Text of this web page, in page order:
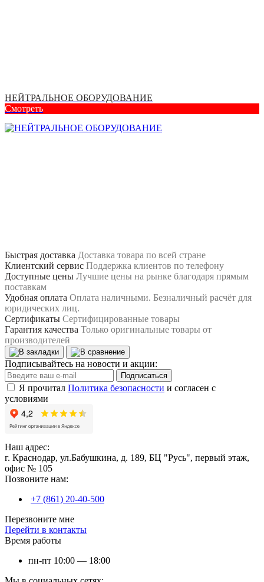
НЕЙТРАЛЬНОЕ ОБОРУДОВАНИЕ
Смотреть
Быстрая доставка Доставка товара по всей стране
Клиентский сервис Поддержка клиентов по телефону
Доступные цены Лучшие цены на рынке благодаря прямым
поставкам
Удобная оплата Оплата наличными. Безналичный расчёт для
юридических лиц.
Сертификаты Сертифицированные товары
Гарантия качества Только оригинальные товары от
производителей
Подписывайтесь на новости и акции:
Подписаться
Я прочитал Политика безопасности и согласен с
условиями
Наш адрес:
г. Краснодар, ул.Бабушкина, д. 189, БЦ "Русь", первый этаж,
офис № 105
Позвоните нам:
+7 (861) 20-40-500
Перезвоните мне
Перейти в контакты
Время работы
пн-пт 10:00 — 18:00